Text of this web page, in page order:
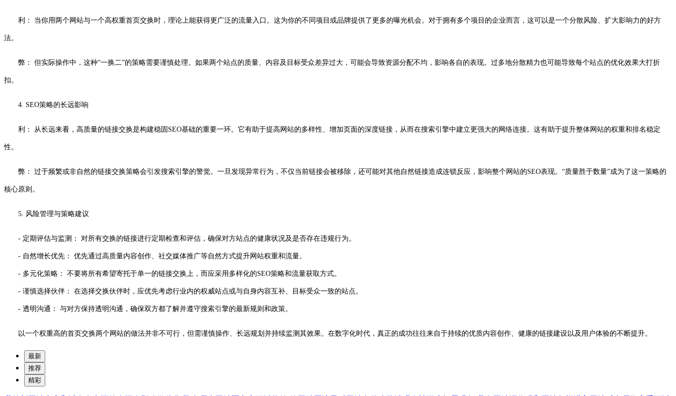
利： 当你用两个网站与一个高权重首页交换时，理论上能获得更广泛的流量入口。这为你的不同项目或品牌提供了更多的曝光机会。对于拥有多个项目的企业而言，这可以是一个分散风险、扩大影响力的好方
法。
弊： 但实际操作中，这种“一换二”的策略需要谨慎处理。如果两个站点的质量、内容及目标受众差异过大，可能会导致资源分配不均，影响各自的表现。过多地分散精力也可能导致每个站点的优化效果大打折
扣。
4. SEO策略的长远影响
利： 从长远来看，高质量的链接交换是构建稳固SEO基础的重要一环。它有助于提高网站的多样性、增加页面的深度链接，从而在搜索引擎中建立更强大的网络连接。这有助于提升整体网站的权重和排名稳定
性。
弊： 过于频繁或非自然的链接交换策略会引发搜索引擎的警觉。一旦发现异常行为，不仅当前链接会被移除，还可能对其他自然链接造成连锁反应，影响整个网站的SEO表现。“质量胜于数量”成为了这一策略的
核心原则。
5. 风险管理与策略建议
- 定期评估与监测： 对所有交换的链接进行定期检查和评估，确保对方站点的健康状况及是否存在违规行为。
- 自然增长优先： 优先通过高质量内容创作、社交媒体推广等自然方式提升网站权重和流量。
- 多元化策略： 不要将所有希望寄托于单一的链接交换上，而应采用多样化的SEO策略和流量获取方式。
- 谨慎选择伙伴： 在选择交换伙伴时，应优先考虑行业内的权威站点或与自身内容互补、目标受众一致的站点。
- 透明沟通： 与对方保持透明沟通，确保双方都了解并遵守搜索引擎的最新规则和政策。
以一个权重高的首页交换两个网站的做法并非不可行，但需谨慎操作、长远规划并持续监测其效果。在数字化时代，真正的成功往往来自于持续的优质内容创作、健康的链接建设以及用户体验的不断提升。
最新
推荐
精彩